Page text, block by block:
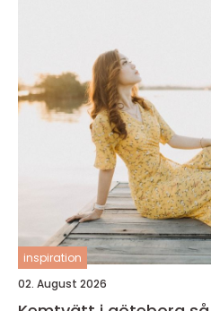
inspiration
02. August 2026